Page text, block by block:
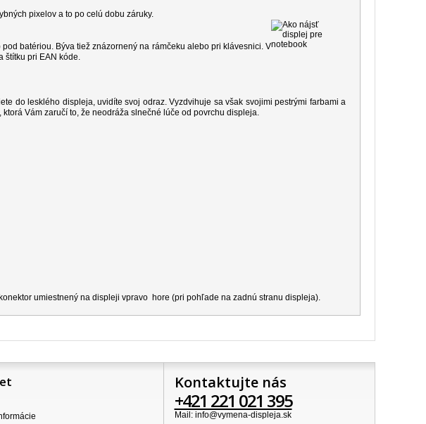
pixelov a to po celú dobu záruky.
batériou. Býva tiež znázornený na rámčeku alebo pri klávesnici. V
štítku pri EAN kóde.
do lesklého displeja, uvidíte svoj odraz. Vyzdvihuje sa však svojimi pestrými farbami a
Vám zaručí to, že neodráža slnečné lúče od povrchu displeja.
umiestnený na displeji vpravo hore (pri pohľade na zadnú stranu displeja).
Kontaktujte nás
+421 221 021 395
Mail: info@vymena-displeja.sk